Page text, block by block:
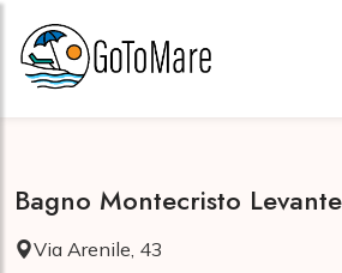
Bagno Montecristo Levante
Via Arenile, 43